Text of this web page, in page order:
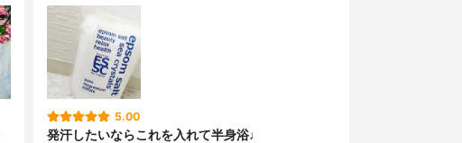
5.00
発汗したいならこれを入れて半身浴♩